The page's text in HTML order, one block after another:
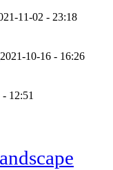
11-02 - 23:18
2021-10-16 - 16:26
12:51